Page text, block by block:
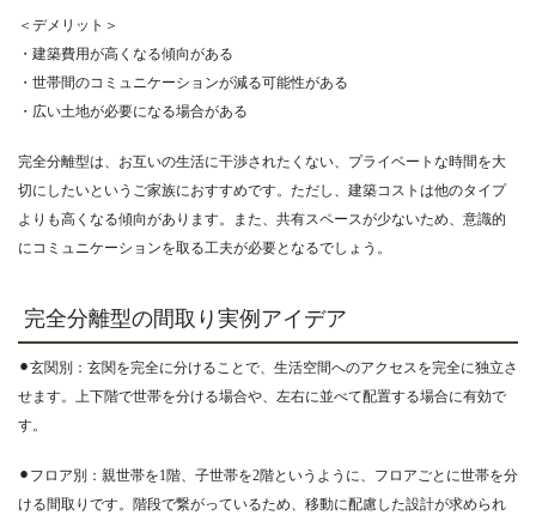
＜デメリット＞
・建築費用が高くなる傾向がある
・世帯間のコミュニケーションが減る可能性がある
・広い土地が必要になる場合がある
完全分離型は、お互いの生活に干渉されたくない、プライベートな時間を大
切にしたいというご家族におすすめです。ただし、建築コストは他のタイプ
よりも高くなる傾向があります。また、共有スペースが少ないため、意識的
にコミュニケーションを取る工夫が必要となるでしょう。
完全分離型の間取り実例アイデア
⚫︎玄関別：玄関を完全に分けることで、生活空間へのアクセスを完全に独立さ
せます。上下階で世帯を分ける場合や、左右に並べて配置する場合に有効で
す。
⚫︎フロア別：親世帯を1階、子世帯を2階というように、フロアごとに世帯を分
ける間取りです。階段で繋がっているため、移動に配慮した設計が求められ